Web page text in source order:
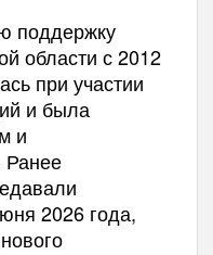
поддержку
области с 2012
при участии
и была
и
Ранее
2026 года,